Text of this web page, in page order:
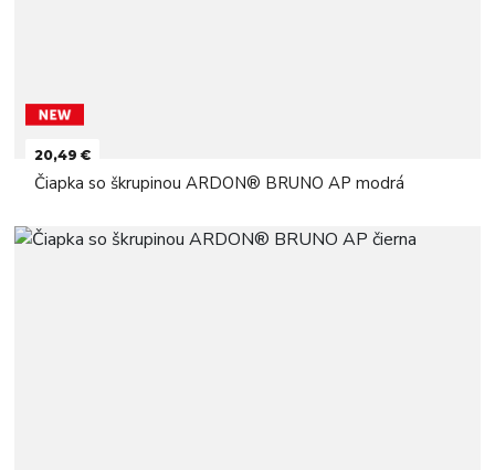
20,49 €
Čiapka so škrupinou ARDON® BRUNO AP modrá